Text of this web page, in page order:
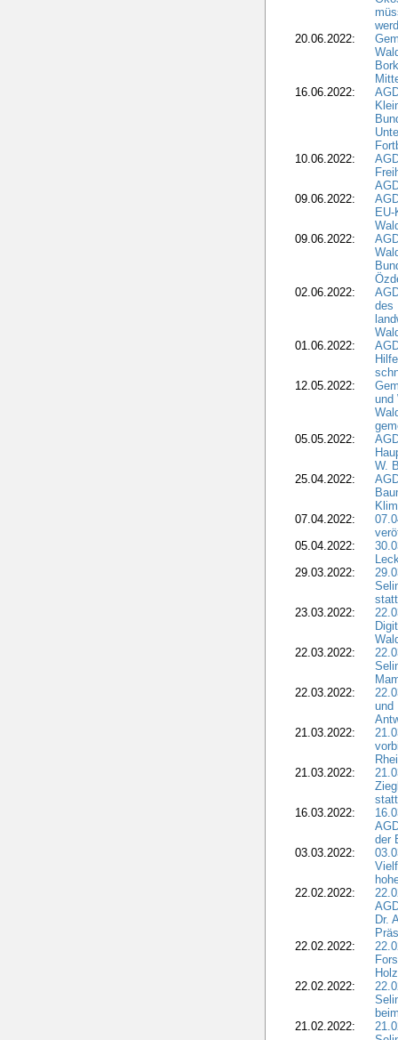
20.06.2022:
16.06.2022:
10.06.2022:
09.06.2022:
09.06.2022:
02.06.2022:
des
01.06.2022:
12.05.2022:
und
05.05.2022:
W.
25.04.2022:
07.04.2022:
05.04.2022:
29.03.2022:
23.03.2022:
22.03.2022:
22.03.2022:
und
21.03.2022:
21.03.2022:
16.03.2022:
der
03.03.2022:
22.02.2022:
Dr.
22.02.2022:
22.02.2022:
21.02.2022: